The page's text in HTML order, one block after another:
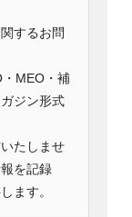
するお問
MEO・補
ジン形式
たしませ
を記録
ます。